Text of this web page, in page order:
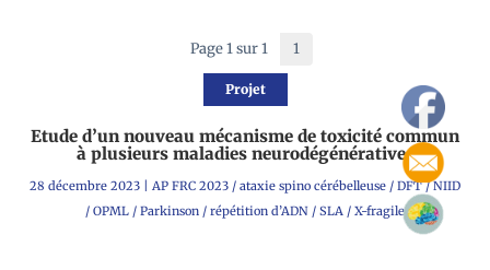
Page 1 sur 1 1
Projet
Etude d’un nouveau mécanisme de toxicité commun
à plusieurs maladies neurodégénératives
28 décembre 2023 AP FRC 2023 / ataxie spino cérébelleuse / DFT/NIID
/ OPML / Parkinson / répétition d’ADN / SLA / X-fragile